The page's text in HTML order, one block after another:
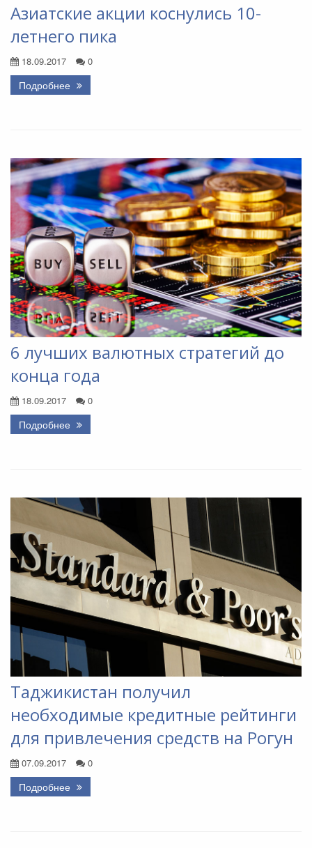
Азиатские акции коснулись 10-
летнего пика
18.09.2017 0
Подробнее
6 лучших валютных стратегий до
конца года
18.09.2017 0
Подробнее
Таджикистан получил
необходимые кредитные рейтинги
для привлечения средств на Рогун
07.09.2017 0
Подробнее